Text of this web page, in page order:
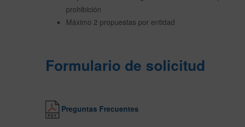
prohibición
Máximo 2 propuestas por entidad
Formulario de solicitud
Preguntas Frecuentes